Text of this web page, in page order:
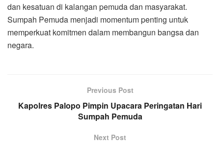
dan kesatuan di kalangan pemuda dan masyarakat.
Sumpah Pemuda menjadi momentum penting untuk
memperkuat komitmen dalam membangun bangsa dan
negara.
Previous Post
Kapolres Palopo Pimpin Upacara Peringatan Hari
Sumpah Pemuda
Next Post